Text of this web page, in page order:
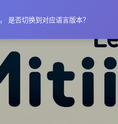
， 是否切换到对应语言版本？